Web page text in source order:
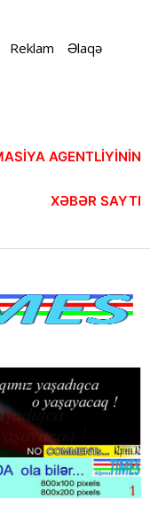
Reklam Əlaqə
AGENTLİYİNİN
XƏBƏR SAYTI